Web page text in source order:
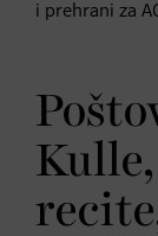
i prehrani za